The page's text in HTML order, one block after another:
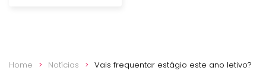
Home Notícias Vais frequentar estágio este ano letivo?